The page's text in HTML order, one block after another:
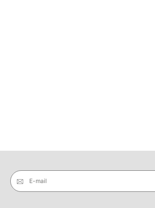
E-mail